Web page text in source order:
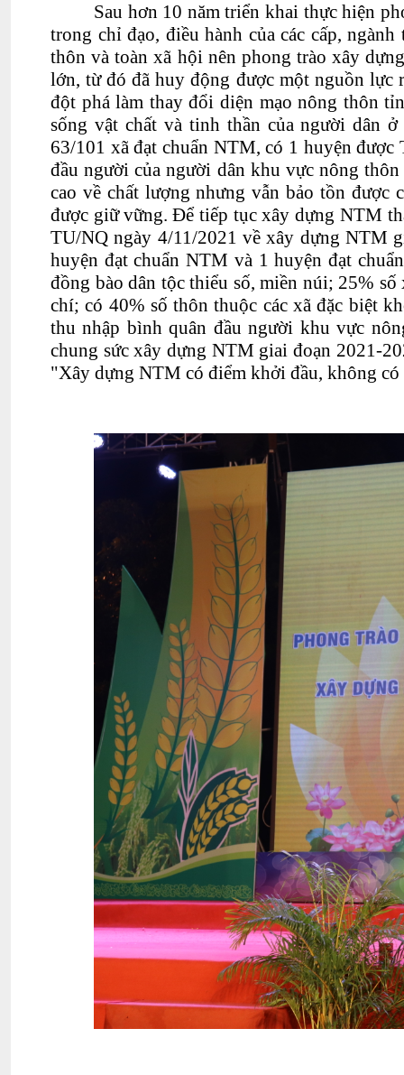
Sau hơn 10 nămtriển khai thực hiện
trong chỉ đạo, điều hành của các cấp, ngành
thôn và toàn xã hội nên phong trào xây
lớn, từ đóđãhuy động được một nguồn lực
đột phá làm thay đổi diện mạo nông thôn
sống vật chất và tinh thần của người dân
63/101 xã đạt chuẩn NTM, có 1 huyện được
đầu người của người dân khu vực nông
cao về chất lượng nhưng vẫn bảo tồn
được giữ vững. Để tiếp tục xây dựng NTM
TU/NQ ngày 4/11/2021 về xây dựng NTM
huyện đạt chuẩn NTM và 1 huyện đạt
đồng bào dân tộc thiểu số, miền núi; 25%
chí; có 40% số thôn thuộc các xã đặc biệt
thu nhập bình quân đầu người khu vực
chung sức xây dựng NTM giai đoạn 2021-
"Xây dựng NTM có điểm khởi đầu, không